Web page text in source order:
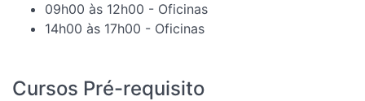
09h00 às 12h00 - Oficinas
14h00 às 17h00 - Oficinas
Cursos Pré-requisito